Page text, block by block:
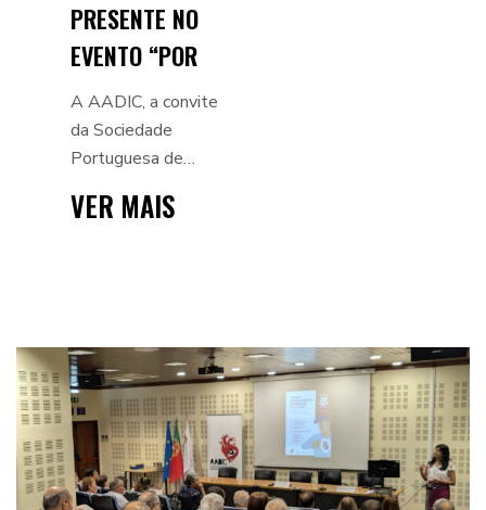
PRESENTE NO
EVENTO “POR
UM CORAÇÃO
MELHOR, PARA
TODOS”, A
CONVITE DA SPC
A AADIC, a convite
da Sociedade
Portuguesa de
marcou presença no
VER MAIS